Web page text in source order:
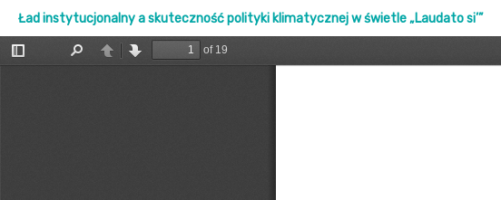
Ład instytucjonalny a skuteczność polityki klimatycznej w świetle „Laudato si’”